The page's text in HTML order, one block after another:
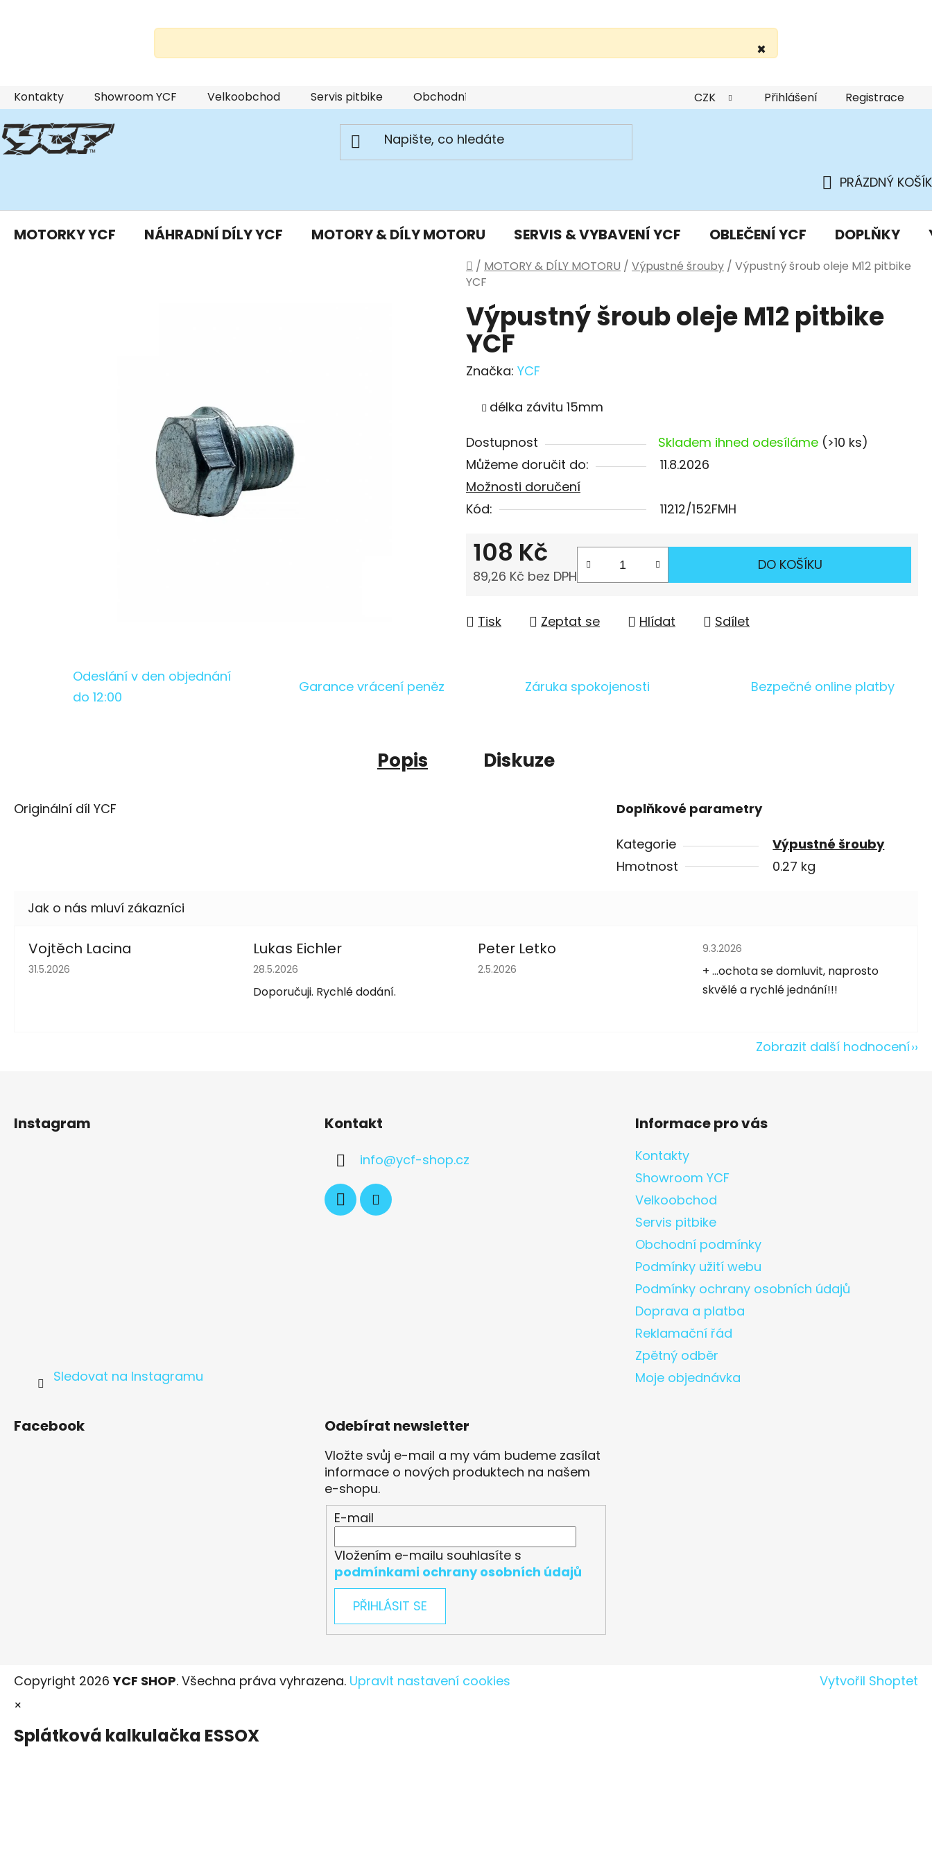
×
Přejít
na
obsah
Kontakty Showroom YCF Velkoobchod Servis pitbike Obchodní podmínky Podmínky ochrany osobních údajů
CZK Přihlášení Registrace
KOŠÍK
PRÁZDNÝ KOŠÍK
MOTORKY YCF NÁHRADNÍ DÍLY YCF MOTORY & DÍLY MOTORU SERVIS & VYBAVENÍ YCF OBLEČENÍ YCF DOPLŇKY
Domů
/ MOTORY & DÍLY MOTORU / Výpustné šrouby / Výpustný šroub oleje M12 pitbike
YCF
Výpustný šroub oleje M12 pitbike
YCF
Značka: YCF
délka závitu 15mm
Dostupnost Skladem ihned odesíláme (>10 ks)
Můžeme doručit do:
11.8.2026
Možnosti doručení
Kód:
11212/152FMH
108 Kč
89,26 Kč bez DPH
DO KOŠÍKU
Tisk Zeptat se Hlídat Sdílet
Odeslání v den objednání
do 12:00
Garance vrácení peněz Záruka spokojenosti Bezpečné online platby
Popis Diskuze
Originální díl YCF Doplňkové parametry
Kategorie
Výpustné šrouby
Hmotnost
0.27 kg
Vojtěch Lacina
Hodnocení obchodu je 5 z 5 hvězdiček.
31.5.2026
Lukas Eichler
Hodnocení obchodu je 5 z 5 hvězdiček.
28.5.2026
Doporučuji. Rychlé dodání.
Peter Letko
Hodnocení obchodu je 5 z 5 hvězdiček.
2.5.2026
Hodnocení obchodu je 5 z 5 hvězdiček.
9.3.2026
+ ...ochota se domluvit, naprosto
skvělé a rychlé jednání!!!
Zobrazit další hodnocení
Instagram
Sledovat na Instagramu
Kontakt
info@ycf-shop.cz
Informace pro vás
Kontakty
Showroom YCF
Velkoobchod
Servis pitbike
Obchodní podmínky
Podmínky užití webu
Podmínky ochrany osobních údajů
Doprava a platba
Reklamační řád
Zpětný odběr
Moje objednávka
Facebook Odebírat newsletter
Vložte svůj e-mail a my vám budeme zasílat
informace o nových produktech na našem
e-shopu.
E-mail
Vložením e-mailu souhlasíte s
podmínkami ochrany osobních údajů
PŘIHLÁSIT SE
Vytvořil Shoptet
Copyright 2026YCF SHOP. Všechna práva vyhrazena. Upravit nastavení cookies
×
Splátková kalkulačka ESSOX